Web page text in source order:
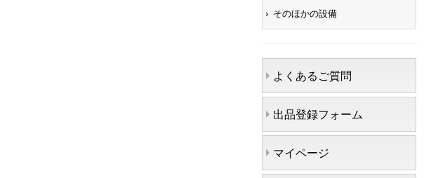
そのほかの設備
よくあるご質問
出品登録フォーム
マイページ